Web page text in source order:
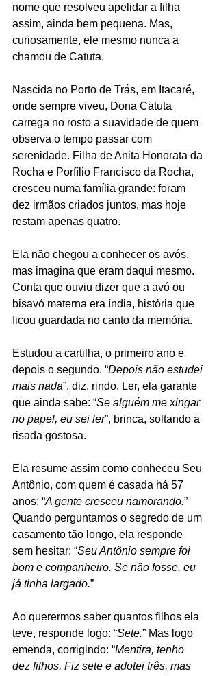
nome que resolveu apelidar a filha
assim, ainda bem pequena. Mas,
curiosamente, ele mesmo nunca a
chamou de Catuta.
Nascida no Porto de Trás, em Itacaré,
onde sempre viveu, Dona Catuta
carrega no rosto a suavidade de quem
observa o tempo passar com
serenidade. Filha de Anita Honorata da
Rocha e Porfílio Francisco da Rocha,
cresceu numa família grande: foram
dez irmãos criados juntos, mas hoje
restam apenas quatro.
Ela não chegou a conhecer os avós,
mas imagina que eram daqui mesmo.
Conta que ouviu dizer que a avó ou
bisavó materna era índia, história que
ficou guardada no canto da memória.
Estudou a cartilha, o primeiro ano e
depois o segundo. “Depois não estudei
mais nada”, diz, rindo. Ler, ela garante
que ainda sabe: “Se alguém me xingar
no papel, eu sei ler”, brinca, soltando a
risada gostosa.
Ela resume assim como conheceu Seu
Antônio, com quem é casada há 57
anos: “A gente cresceu namorando.”
Quando perguntamos o segredo de um
casamento tão longo, ela responde
sem hesitar: “Seu Antônio sempre foi
bom e companheiro. Se não fosse, eu
já tinha largado.”
Ao querermos saber quantos filhos ela
teve, responde logo: “Sete.” Mas logo
emenda, corrigindo: “Mentira, tenho
dez filhos. Fiz sete e adotei três, mas